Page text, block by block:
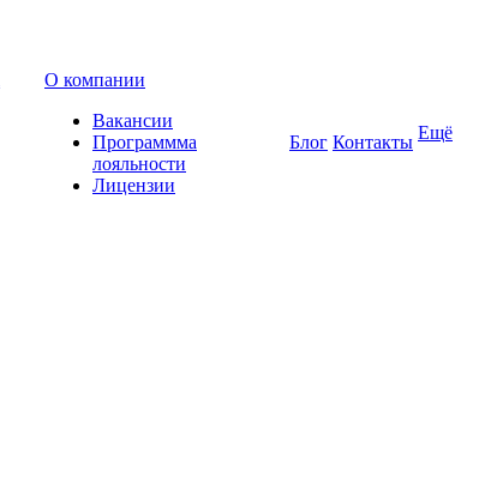
О компании
Вакансии
Программма
лояльности
Лицензии
Блог Контакты Ещё